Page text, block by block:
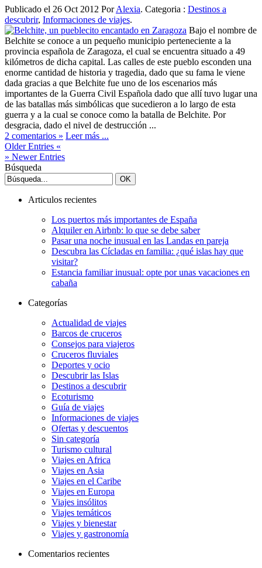
Publicado el 26 Oct 2012 PorAlexia. Categoria : Destinos a
descubrir, Informaciones de viajes.
Bajo el nombre de
Belchite se conoce a un pequeño municipio perteneciente a la
provincia española de Zaragoza, el cual se encuentra situado a 49
kilómetros de dicha capital. Las calles de este pueblo esconden una
enorme cantidad de historia y tragedia, dado que su fama le viene
dada gracias a que Belchite fue uno de los escenarios más
importantes de la Guerra Civil Española dado que allí tuvo lugar una
de las batallas más simbólicas que sucedieron a lo largo de esta
guerra y a la cual se conoce como la batalla de Belchite. Por
desgracia, dado el nivel de destrucción ...
2 comentarios » Leer más ...
Older Entries «
» Newer Entries
Búsqueda
Articulos recientes
Los puertos más importantes de España
Alquiler en Airbnb: lo que se debe saber
Pasar una noche inusual en las Landas en pareja
Descubra las Cícladas en familia: ¿qué islas hay que
visitar?
Estancia familiar inusual: opte por unas vacaciones en
cabaña
Categorías
Actualidad de viajes
Barcos de cruceros
Consejos para viajeros
Cruceros fluviales
Deportes y ocio
Descubrir las Islas
Destinos a descubrir
Ecoturismo
Guía de viajes
Informaciones de viajes
Ofertas y descuentos
Sin categoría
Turismo cultural
Viajes en Africa
Viajes en Asia
Viajes en el Caribe
Viajes en Europa
Viajes insólitos
Viajes temáticos
Viajes y bienestar
Viajes y gastronomía
Comentarios recientes